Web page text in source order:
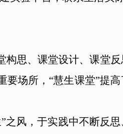
思、课堂设计、课堂
场所，“慧生课堂”提高
风，于实践中不断反